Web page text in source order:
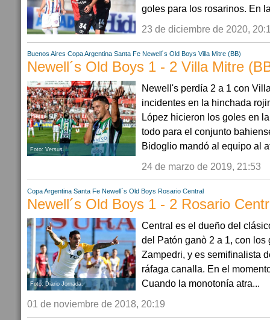
goles para los rosarinos. En
23 de diciembre de 2020,
Buenos Aires Copa Argentina Santa Fe Newell´s Old Boys Villa Mitre (BB)
Newell´s Old Boys 1 - 2 Villa Mitre
Foto: Versus.
Newell's perdía 2 a 1 con
incidentes en la hinchada
López hicieron los goles en
todo para el conjunto
Bidoglio mandó al equipo al
24 de marzo de 2019, 21:53
Copa Argentina Santa Fe Newell´s Old Boys Rosario Central
Newell´s Old Boys 1 - 2 Rosario
Foto: Diario Jornada.
Central es el dueño del
del Patón ganò 2 a 1, con los
Zampedri, y es semifinalista
ráfaga canalla. En el
Cuando la monotonía atra...
01 de noviembre de 2018, 20:19